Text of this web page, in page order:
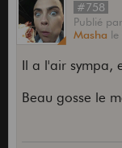
#758
Publié par
Masha le
Il a l'air sympa,
Beau gosse le